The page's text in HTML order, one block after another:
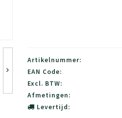
Artikelnummer:
EAN Code:
Excl. BTW:
Afmetingen:
Levertijd: